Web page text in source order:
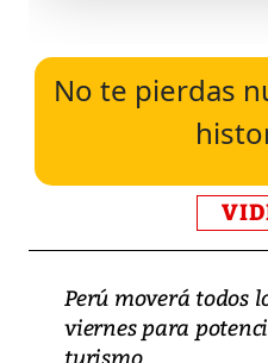
No te pierdas
Perú moverá todos
viernes para
turismo